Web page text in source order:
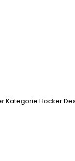
Kategorie Hocker